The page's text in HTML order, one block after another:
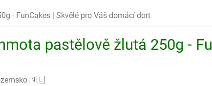
- FunCakes | Skvělé pro Váš domácí dort
pastělově žlutá 250g -
🇳🇱